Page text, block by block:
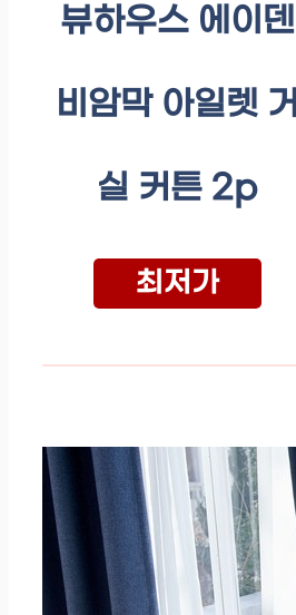
뷰하우스 에이덴
비암막 아일렛 거
실 커튼 2p
최저가